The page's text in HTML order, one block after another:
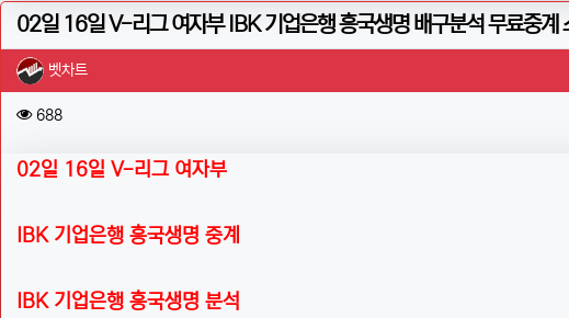
02일 16일 V-리그 여자부 IBK 기업은행 흥국생명 배구분석 무료중계
작성자 정보
벳차트
컨텐츠 정보
688조회
본문
02일 16일 V-리그 여자부
IBK 기업은행 흥국생명 중계
IBK 기업은행 흥국생명 분석